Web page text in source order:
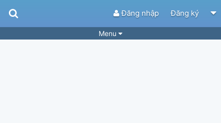
Đăng nhập Đăng ký
Menu